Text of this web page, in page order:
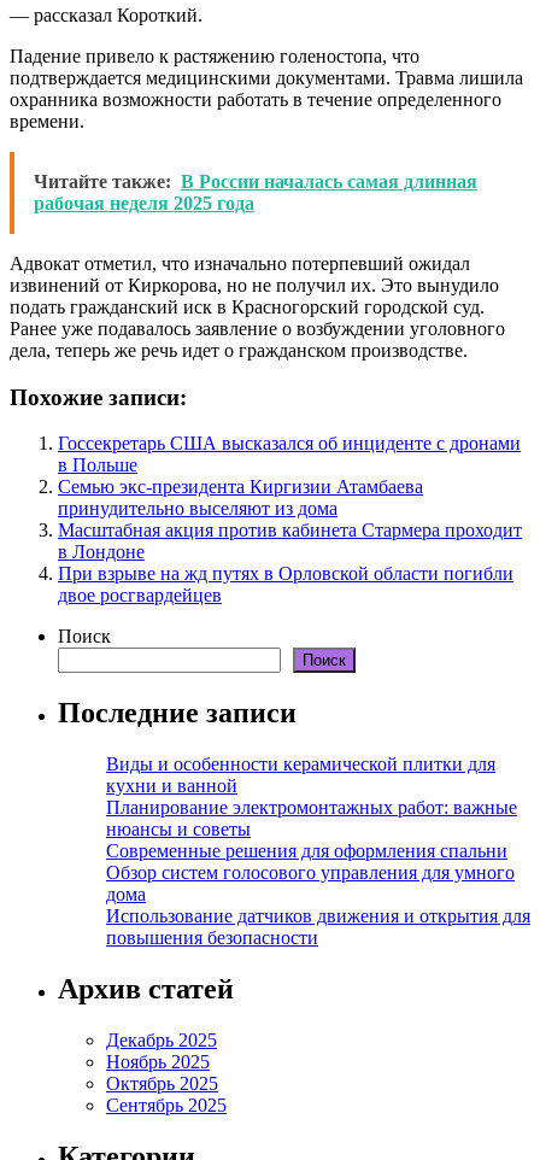
— рассказал Короткий.
Падение привело к растяжению голеностопа, что
подтверждается медицинскими документами. Травма лишила
охранника возможности работать в течение определенного
времени.
Читайте также: В России началась самая длинная
рабочая неделя 2025 года
Адвокат отметил, что изначально потерпевший ожидал
извинений от Киркорова, но не получил их. Это вынудило
подать гражданский иск в Красногорский городской суд.
Ранее уже подавалось заявление о возбуждении уголовного
дела, теперь же речь идет о гражданском производстве.
Похожие записи:
Госсекретарь США высказался об инциденте с дронами
в Польше
Семью экс-президента Киргизии Атамбаева
принудительно выселяют из дома
Масштабная акция против кабинета Стармера проходит
в Лондоне
При взрыве на жд путях в Орловской области погибли
двое росгвардейцев
Поиск
Поиск
Последние записи
Виды и особенности керамической плитки для
кухни и ванной
Планирование электромонтажных работ: важные
нюансы и советы
Современные решения для оформления спальни
Обзор систем голосового управления для умного
дома
Использование датчиков движения и открытия для
повышения безопасности
Архив статей
Декабрь 2025
Ноябрь 2025
Октябрь 2025
Сентябрь 2025